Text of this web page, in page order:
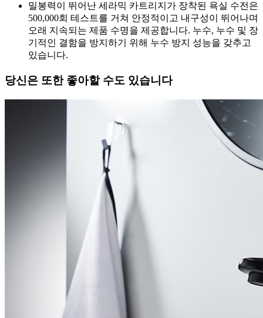
밀봉력이 뛰어난 세라믹 카트리지가 장착된 욕실 수전은
500,000회 테스트를 거쳐 안정적이고 내구성이 뛰어나며
오래 지속되는 제품 수명을 제공합니다. 누수, 누수 및 장
기적인 결함을 방지하기 위해 누수 방지 성능을 갖추고
있습니다.
당신은 또한 좋아할 수도 있습니다